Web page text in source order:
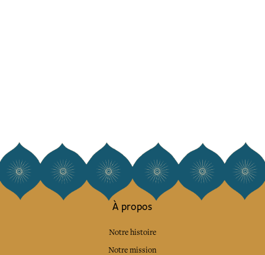
À propos
Notre histoire
Notre mission